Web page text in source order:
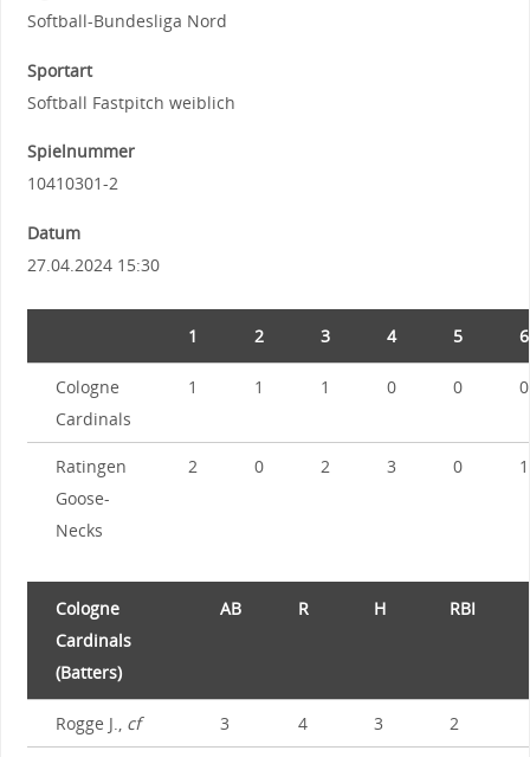
Softball-Bundesliga Nord
Sportart
Softball Fastpitch weiblich
Spielnummer
10410301-2
Datum
27.04.2024 15:30
1 2 3 4 5 6
Cologne
Cardinals
1 1 1 0 0 0
Ratingen
Goose-
Necks
2 0 2 3 0 1
Cologne
Cardinals
(Batters)
AB R H RBI
Rogge J., cf 3 4 3 2